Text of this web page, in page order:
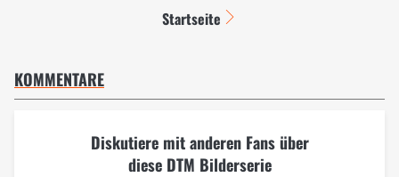
Startseite
KOMMENTARE
Diskutiere mit anderen Fans über
diese DTM Bilderserie